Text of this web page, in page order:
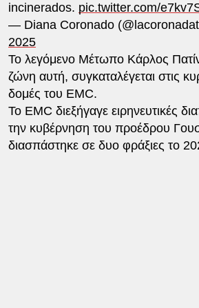
incinerados. pic.twitter.com/
— Diana Coronado
2025
Το λεγόμενο Μέτωπο Κάρλος
ζώνη αυτή, συγκαταλέγεται στις
δομές του EMC.
Το EMC διεξήγαγε ειρηνευτικές
την κυβέρνηση του προέδρου
διασπάστηκε σε δυο φράξιες το